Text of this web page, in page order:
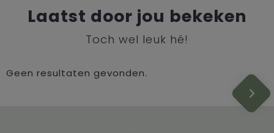
Laatst door jou bekeken
Toch wel leuk hé!
Geen resultaten gevonden.